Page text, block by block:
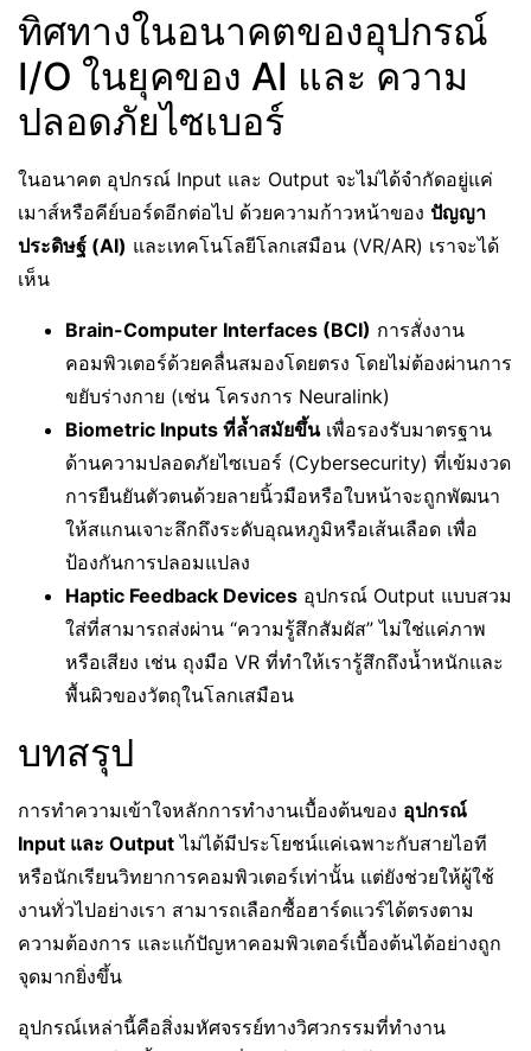
ทิศทางในอนาคตของอุปกรณ์
I/O ในยุคของ AI และ ความ
ปลอดภัยไซเบอร์
ในอนาคต อุปกรณ์ Input และ Output จะไม่ได้จำกัดอยู่แค่
เมาส์หรือคีย์บอร์ดอีกต่อไป ด้วยความก้าวหน้าของ ปัญญา
ประดิษฐ์ (AI) และเทคโนโลยีโลกเสมือน (VR/AR) เราจะได้
เห็น
Brain-Computer Interfaces (BCI) การสั่งงาน
คอมพิวเตอร์ด้วยคลื่นสมองโดยตรง โดยไม่ต้องผ่านการ
ขยับร่างกาย (เช่น โครงการ Neuralink)
Biometric Inputs ที่ล้ำสมัยขึ้นเพื่อรองรับมาตรฐาน
ด้านความปลอดภัยไซเบอร์ (Cybersecurity) ที่เข้มงวด
การยืนยันตัวตนด้วยลายนิ้วมือหรือใบหน้าจะถูกพัฒนา
ให้สแกนเจาะลึกถึงระดับอุณหภูมิหรือเส้นเลือด เพื่อ
ป้องกันการปลอมแปลง
Haptic Feedback Devices อุปกรณ์ Output แบบสวม
ใส่ที่สามารถส่งผ่าน “ความรู้สึกสัมผัส” ไม่ใช่แค่ภาพ
หรือเสียง เช่น ถุงมือ VR ที่ทำให้เรารู้สึกถึงน้ำหนักและ
พื้นผิวของวัตถุในโลกเสมือน
บทสรุป
การทำความเข้าใจหลักการทำงานเบื้องต้นของ อุปกรณ์
Input และ Output ไม่ได้มีประโยชน์แค่เฉพาะกับสายไอที
หรือนักเรียนวิทยาการคอมพิวเตอร์เท่านั้น แต่ยังช่วยให้ผู้ใช้
งานทั่วไปอย่างเรา สามารถเลือกซื้อฮาร์ดแวร์ได้ตรงตาม
ความต้องการ และแก้ปัญหาคอมพิวเตอร์เบื้องต้นได้อย่างถูก
จุดมากยิ่งขึ้น
อุปกรณ์เหล่านี้คือสิ่งมหัศจรรย์ทางวิศวกรรมที่ทำงาน